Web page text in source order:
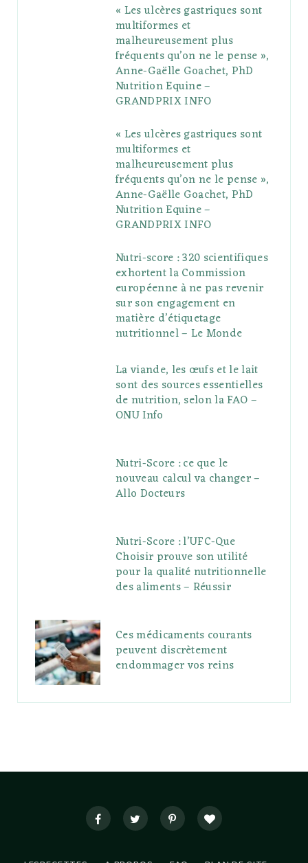
e
P
l
s
g
r
a
m
r
e
s
r
« Les ulcères gastriques sont
multiformes et
malheureusement plus
fréquents qu’on ne le pense »,
Anne-Gaëlle Goachet, PhD
Nutrition Equine –
GRANDPRIX INFO
« Les ulcères gastriques sont
multiformes et
malheureusement plus
fréquents qu’on ne le pense »,
Anne-Gaëlle Goachet, PhD
Nutrition Equine –
GRANDPRIX INFO
Nutri-score : 320 scientifiques
exhortent la Commission
européenne à ne pas revenir
sur son engagement en
matière d’étiquetage
nutritionnel – Le Monde
La viande, les œufs et le lait
sont des sources essentielles
de nutrition, selon la FAO –
ONU Info
Nutri-Score : ce que le
nouveau calcul va changer –
Allo Docteurs
Nutri-Score : l’UFC-Que
Choisir prouve son utilité
pour la qualité nutritionnelle
des aliments – Réussir
Ces médicaments courants
peuvent discrètement
endommager vos reins